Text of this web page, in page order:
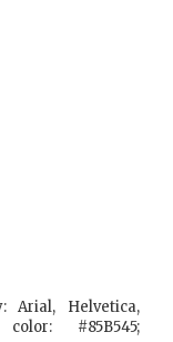
Arial, Helvetica,
#85B545;